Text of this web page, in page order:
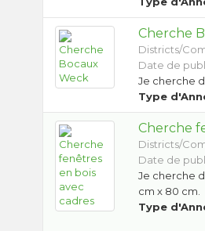
Cherche
Districts/
Date de
Je cherche
Type
Cherche
Districts/
Date de
Je cherche
cm x 80 cm.
Type